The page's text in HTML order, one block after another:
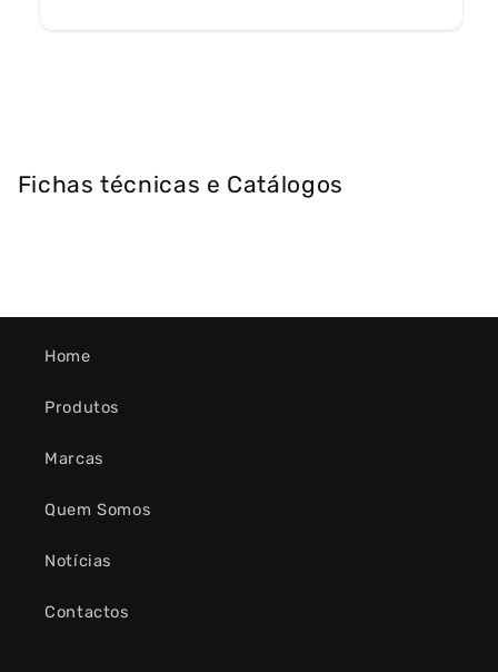
Fichas técnicas e Catálogos
Home
Produtos
Marcas
Quem Somos
Notícias
Contactos